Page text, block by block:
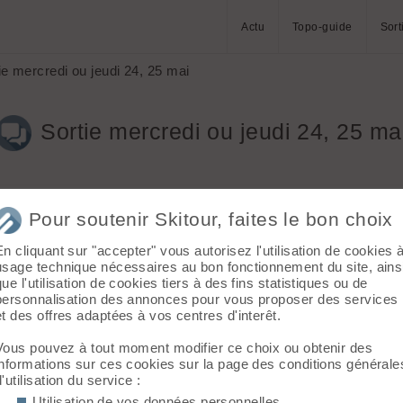
Actu Topo-guide
mercredi ou jeudi 24, 25 mai
Sortie mercredi ou jeudi 24, 25
Je serais probablement sur place en haute tarentaise,
Casse.
Pour soutenir Skitour, faites le bon choix
cliquant sur "accepter" vous autorisez l'utilisation de cookies à
technique nécessaires au bon fonctionnement du site,
l'utilisation de cookies tiers à des fins statistiques ou de
des annonces pour vous proposer des services
des offres adaptées à vos centres d'interêt.
pouvez à tout moment modifier ce choix ou obtenir des
sur ces cookies sur la page des conditions
du service :